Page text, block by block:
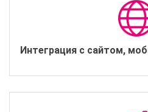
Интеграция с сайтом,